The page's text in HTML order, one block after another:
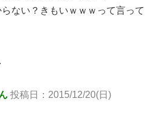
ない？きもいｗｗｗって言って
投稿日：2015/12/20(日)